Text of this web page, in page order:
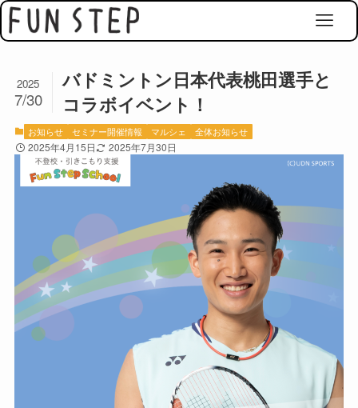
バドミントン日本代表桃田選手と
コラボイベント！
2025
7/30
お知らせ セミナー開催情報 マルシェ 全体お知らせ
2025年4月15日 2025年7月30日